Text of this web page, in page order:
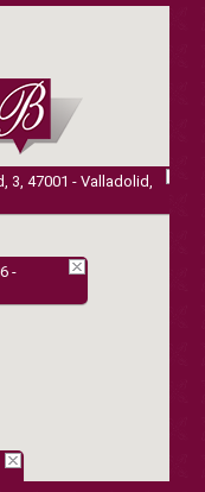
-
3, 47001 - Valladolid,